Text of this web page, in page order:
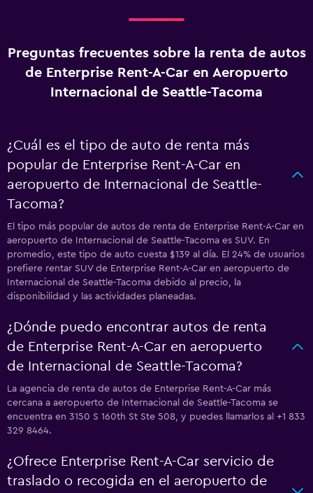
Preguntas frecuentes sobre la renta de autos
de Enterprise Rent-A-Car en Aeropuerto
Internacional de Seattle-Tacoma
¿Cuál es el tipo de auto de renta más
popular de Enterprise Rent-A-Car en
aeropuerto de Internacional de Seattle-
Tacoma?
El tipo más popular de autos de renta de Enterprise Rent-A-Car en
aeropuerto de Internacional de Seattle-Tacoma es SUV. En
promedio, este tipo de auto cuesta $139 al día. El 24% de usuarios
prefiere rentar SUV de Enterprise Rent-A-Car en aeropuerto de
Internacional de Seattle-Tacoma debido al precio, la
disponibilidad y las actividades planeadas.
¿Dónde puedo encontrar autos de renta
de Enterprise Rent-A-Car en aeropuerto
de Internacional de Seattle-Tacoma?
La agencia de renta de autos de Enterprise Rent-A-Car más
cercana a aeropuerto de Internacional de Seattle-Tacoma se
encuentra en 3150 S 160th St Ste 508, y puedes llamarlos al +1 833
329 8464.
¿Ofrece Enterprise Rent-A-Car servicio de
traslado o recogida en el aeropuerto de